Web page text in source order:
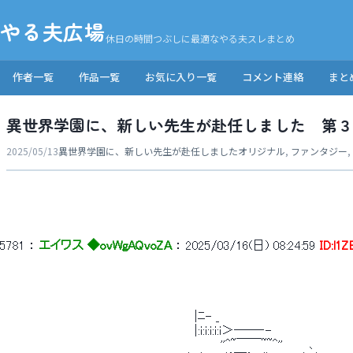
やる夫広場休日の時間つぶしに最適なやる夫スレまとめ
作者一覧 作品一覧 お気に入り一覧 コメント連絡 まと
異世界学園に、新しい先生が赴任しました 第
2025/05/13異世界学園に、新しい先生が赴任しましたオリジナル, ファンタジー,
5781 ： エイワス ◆ovWgAQvoZA ： 2025/03/16(日) 08:24:59
|ﾆ- _
|:i:i:i:i:i＞――‐-
''^~￣￣~~^''　　　､